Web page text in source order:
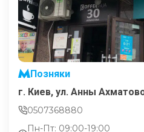
Позняки
г. Киев, ул. Анны
0507368880
Пн-Пт: 09:00-19:00